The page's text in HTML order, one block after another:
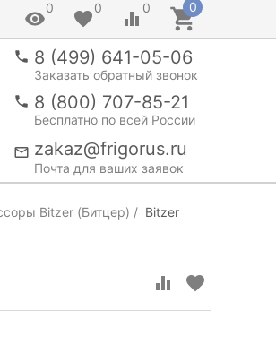
0 0 0 0
8 (499) 641-05-06
Заказать обратный звонок
8 (800) 707-85-21
Бесплатно по всей России
zakaz@frigorus.ru
Почта для ваших заявок
Bitzer (Битцер)
Bitzer